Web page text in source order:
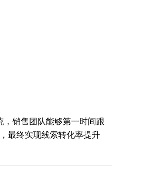
销售团队能够第一时间跟
最终实现线索转化率提升